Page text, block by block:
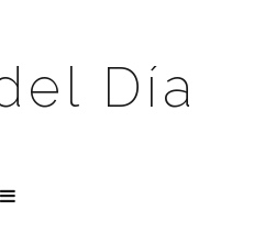
Día
